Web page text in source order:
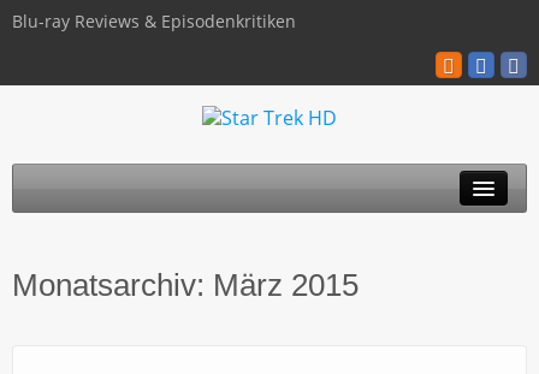
Blu-ray Reviews & Episodenkritiken
TNG
Monatsarchiv: März 2015